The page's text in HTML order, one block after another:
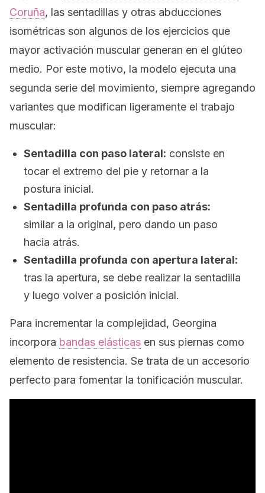
Coruña, las sentadillas y otras abducciones
isométricas son algunos de los ejercicios que
mayor activación muscular generan en el glúteo
medio. Por este motivo, la modelo ejecuta una
segunda serie del movimiento, siempre agregando
variantes que modifican ligeramente el trabajo
muscular:
Sentadilla con paso lateral: consiste en
tocar el extremo del pie y retornar a la
postura inicial.
Sentadilla profunda con paso atrás:
similar a la original, pero dando un paso
hacia atrás.
Sentadilla profunda con apertura lateral:
tras la apertura, se debe realizar la sentadilla
y luego volver a posición inicial.
Para incrementar la complejidad, Georgina
incorpora bandas elásticas en sus piernas como
elemento de resistencia. Se trata de un accesorio
perfecto para fomentar la tonificación muscular.